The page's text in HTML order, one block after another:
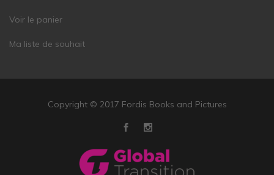
Voir le panier
Ma liste de souhait
Copyright © 2017 Fordis Books and Pictures